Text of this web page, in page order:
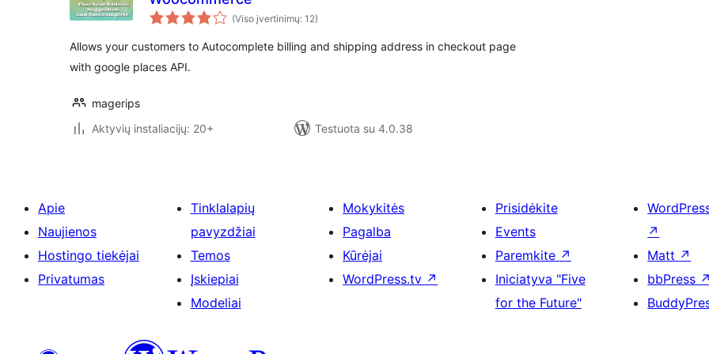
(Viso įvertinimų: 12)
Allows your customers to Autocomplete billing and shipping address in checkout page
with google places API.
magerips
Aktyvių instaliacijų: 20+
Testuota su 4.0.38
Apie
Naujienos
Hostingo tiekėjai
Privatumas
Tinklalapių
pavyzdžiai
Temos
Įskiepiai
Modeliai
Mokykitės
Pagalba
Kūrėjai
WordPress.tv ↗
Prisidėkite
Events
Paremkite ↗
Iniciatyva "Five
for the Future"
↗
Matt ↗
bbPress ↗